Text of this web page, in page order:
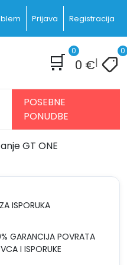
Prijava Registracija
🛒 0
0 €|
0
POSEBNE
PONUDBE
GT ONE
ISPORUKA
GARANCIJA POVRATA
I ISPORUKE